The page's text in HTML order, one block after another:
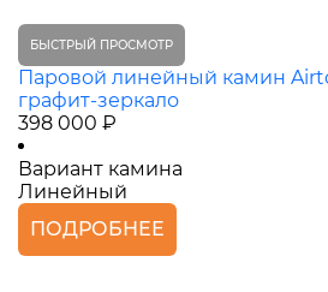
БЫСТРЫЙ ПРОСМОТР
Паровой линейный камин
графит-зеркало
398 000 ₽
Вариант камина
Линейный
ПОДРОБНЕЕ